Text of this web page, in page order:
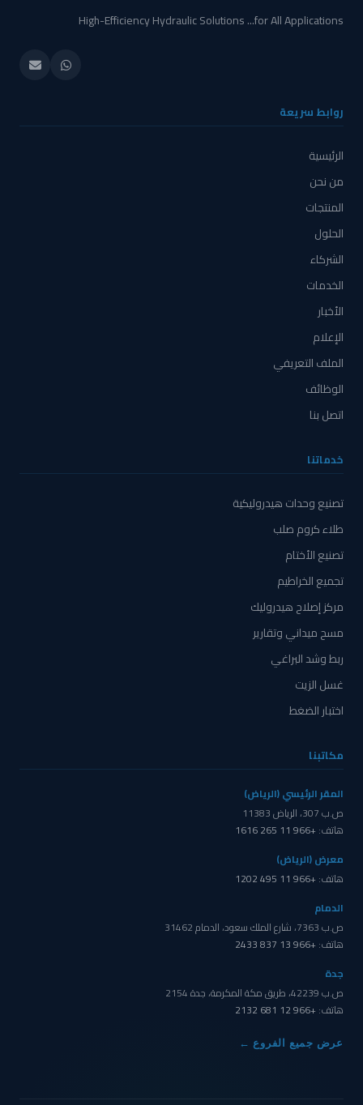
High-Efficiency Hydraulic Solutions ...for All Applications
روابط سريعة
الرئيسية
من نحن
المنتجات
الحلول
الشركاء
الخدمات
الأخبار
الإعلام
الملف التعريفي
الوظائف
اتصل بنا
خدماتنا
تصنيع وحدات هيدروليكية
طلاء كروم صلب
تصنيع الأختام
تجميع الخراطيم
مركز إصلاح هيدروليك
مسح ميداني وتقارير
ربط وشد البراغي
غسل الزيت
اختبار الضغط
مكاتبنا
المقر الرئيسي (الرياض)
ص.ب 307، الرياض 11383
هاتف:+966 11 265 1616
معرض (الرياض)
هاتف:+966 11 495 1202
الدمام
ص.ب 7363، شارع الملك سعود، الدمام 31462
هاتف:+966 13 837 2433
جدة
ص.ب 42239، طريق مكة المكرمة، جدة 2154
هاتف:+966 12 681 2132
عرض جميع الفروع ←